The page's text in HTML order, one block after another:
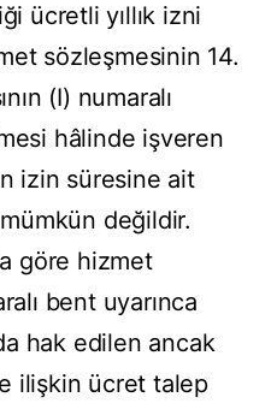
ücretli yıllık izni
sözleşmesinin 14.
(I) numaralı
hâlinde işveren
izin süresine ait
değildir.
göre hizmet
bent uyarınca
hak edilen ancak
ilişkin ücret talep